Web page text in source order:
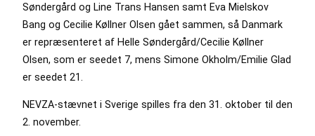
Søndergård og Line Trans Hansen samt Eva Mielskov
Bang og Cecilie Køllner Olsen gået sammen, så Danmark
er repræsenteret af Helle Søndergård/Cecilie Køllner
Olsen, som er seedet 7, mens Simone Okholm/Emilie Glad
er seedet 21.
NEVZA-stævnet i Sverige spilles fra den 31. oktober til den
2. november.